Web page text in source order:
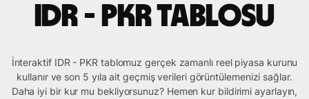
IDR - PKR tablosu
İnteraktif IDR - PKR tablomuz gerçek zamanlı reel piyasa kurunu
kullanır ve son 5 yıla ait geçmiş verileri görüntülemenizi sağlar.
Daha iyi bir kur mu bekliyorsunuz? Hemen kur bildirimi ayarlayın,